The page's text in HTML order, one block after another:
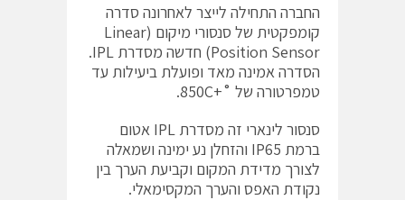
החברה התחילה לייצר לאחרונה סדרה
קומפקטית של סנסורי מיקום (Linear
Position Sensor) חדשה מסדרת IPL.
הסדרה אמינה מאד ופועלת ביעילות עד
טמפרטורה של ˚+850C.
סנסור לינארי זה מסדרת IPL אטום
ברמת IP65 והזחלן נע ימינה ושמאלה
לצורך מדידת המקום וקביעת הערך בין
נקודת האפס והערך המקסימאלי.